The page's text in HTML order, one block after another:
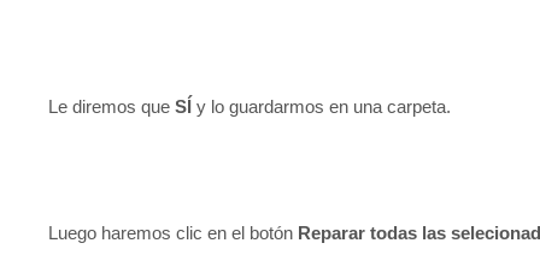
Le diremos que SÍ y lo guardarmos en una carpeta.
Luego haremos clic en el botón Reparar todas las